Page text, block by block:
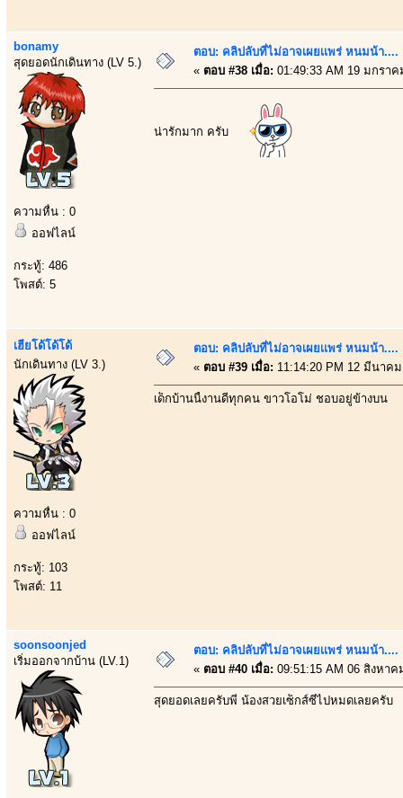
bonamy
สุดยอดนักเดินทาง (LV 5.)
ความหื่น : 0
ออฟไลน์
กระทู้: 486
โพสต์: 5
ตอบ: คลิปลับที่ไม่อาจเผยเเพร่ หนมน้า
« ตอบ #38 เมื่อ: 01:49:33 AM 19 มกราค
น่ารักมาก ครับ
เฮียโด้โด้โด้
นักเดินทาง (LV 3.)
ความหื่น : 0
ออฟไลน์
กระทู้: 103
โพสต์: 11
ตอบ: คลิปลับที่ไม่อาจเผยเเพร่ หนมน้า
« ตอบ #39 เมื่อ: 11:14:20 PM 12 มีนาค
เด็กบ้านนี้งานดีทุกคน ขาวโอโม่ ชอบอยู่ข้างบน
soonsoonjed
เริ่มออกจากบ้าน (LV.1)
ตอบ: คลิปลับที่ไม่อาจเผยเเพร่ หนมน้า
« ตอบ #40 เมื่อ: 09:51:15 AM 06 สิงหาค
สุดยอดเลยครับพี่ น้องสวยเซ็กส์ซี่ไปหมดเลยครับ